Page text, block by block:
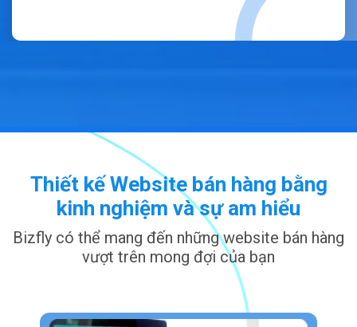
Thiết kế Website bán hàng bằng
kinh nghiệm và sự am hiểu
Bizfly có thể mang đến những website bán hàng
vượt trên mong đợi của bạn